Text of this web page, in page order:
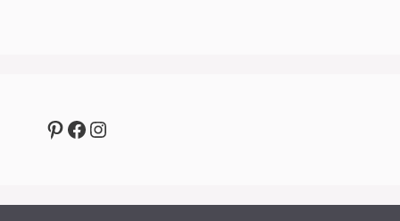
Pinterest
Facebook
Instagram